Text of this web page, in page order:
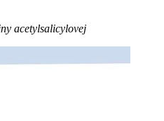
acetylsalicylovej